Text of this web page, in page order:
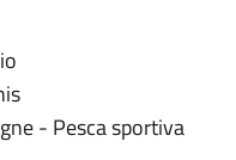
- Pesca sportiva